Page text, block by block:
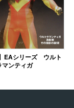
EAシリーズ ウルト
マンティガ